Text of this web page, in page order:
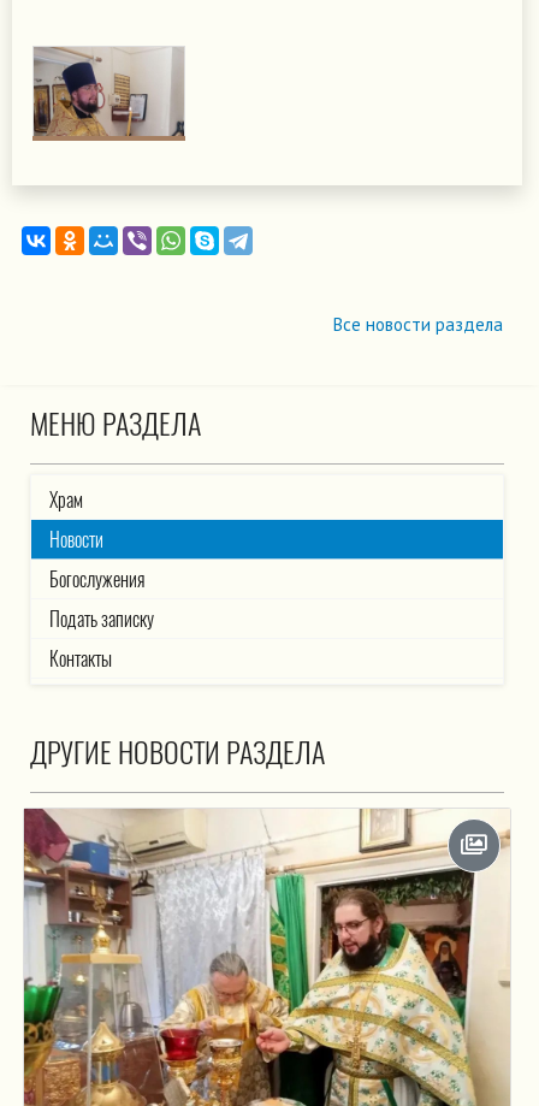
Все новости раздела
МЕНЮ РАЗДЕЛА
Храм
Новости
Богослужения
Подать записку
Контакты
ДРУГИЕ НОВОСТИ РАЗДЕЛА